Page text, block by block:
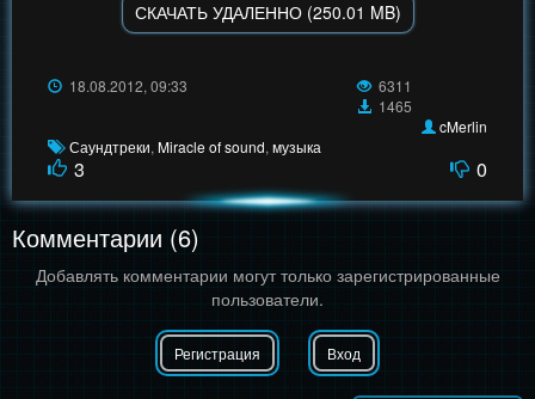
СКАЧАТЬ УДАЛЕННО (250.01 MB)
18.08.2012, 09:33
6311
1465
cMerlin
Саундтреки,Miracle of sound,музыка
3 0
Комментарии (6)
Добавлять комментарии могут только зарегистрированные
пользователи.
Регистрация Вход